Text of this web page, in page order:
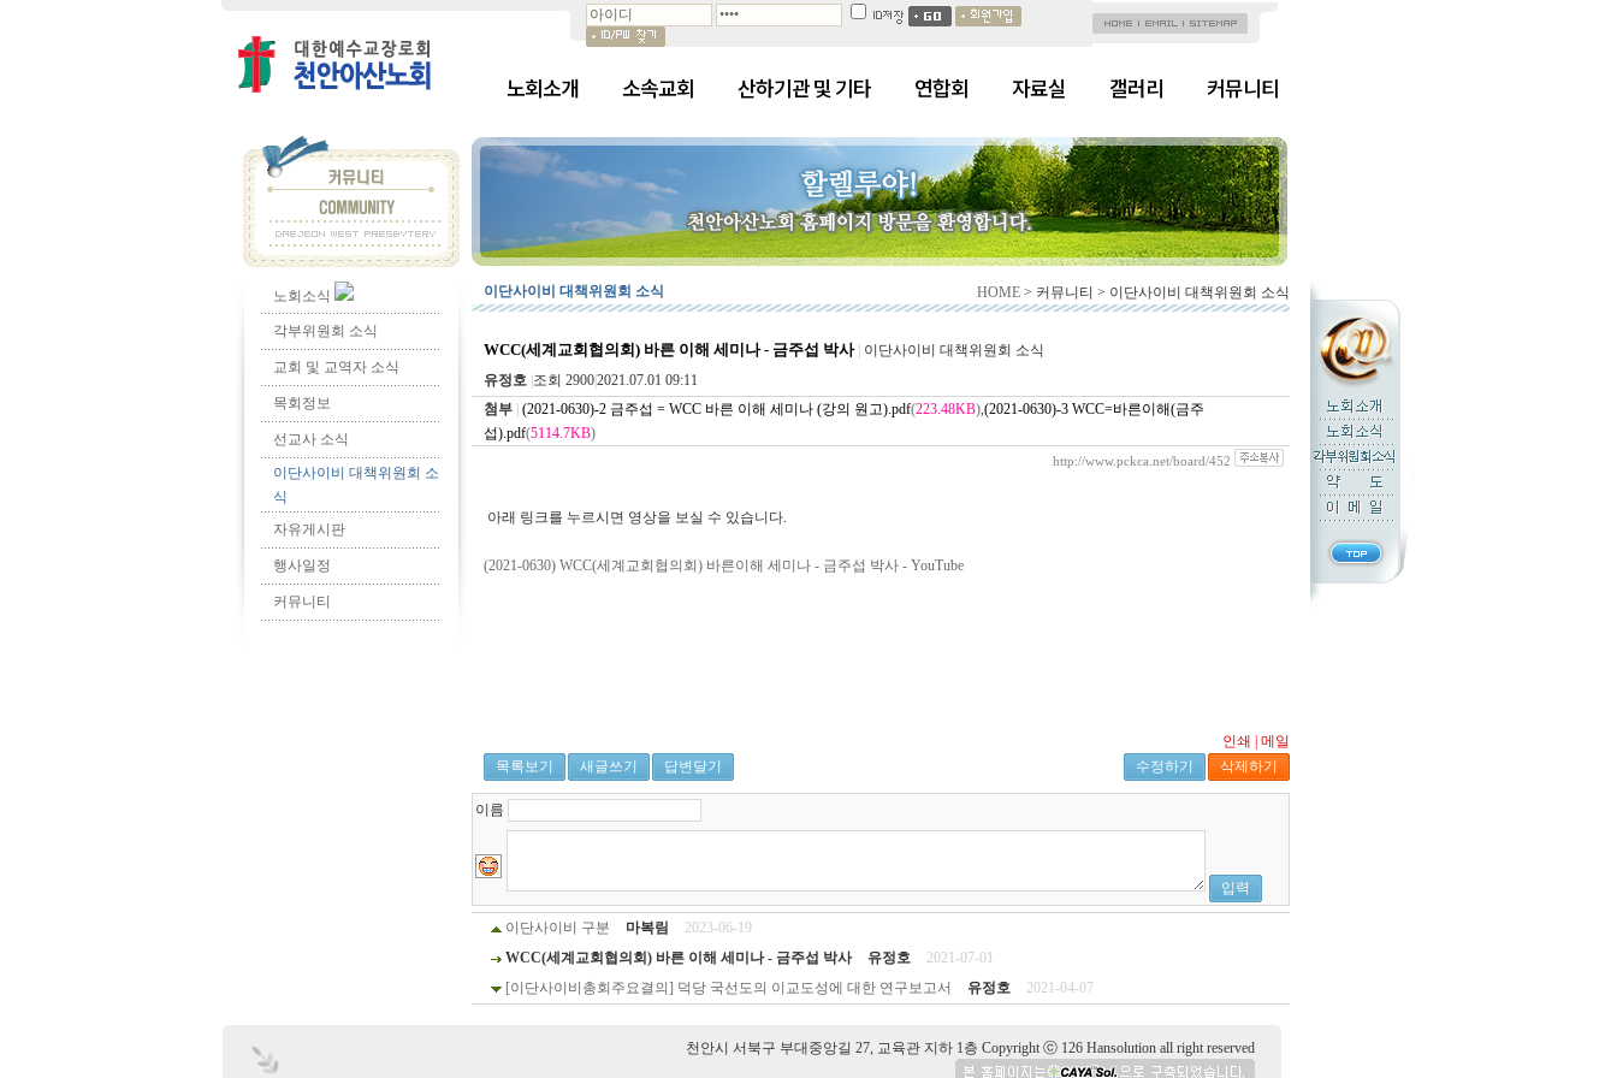
노회소개 소속교회 산하기관 및 기타 연합회 자료실 갤러리 커뮤니티
노회소식
각부위원회 소식
교회 및 교역자 소식
목회정보
선교사 소식
이단사이비 대책위원회 소
식
자유게시판
행사일정
커뮤니티
이단사이비 대책위원회 소식 HOME > 커뮤니티 > 이단사이비 대책위원회 소식
WCC(세계교회협의회) 바른 이해 세미나 - 금주섭 박사
이단사이비 대책위원회 소식
유정호 조회 29002021.07.01 09:11
첨부 (2021-0630)-2 금주섭 = WCC 바른 이해 세미나 (강의 원고).pdf(223.48KB),(2021-0630)-3 WCC=바른이해(금주
섭).pdf(5114.7KB)
http://www.pckca.net/board/452
아래 링크를 누르시면 영상을 보실 수 있습니다.
(2021-0630) WCC(세계교회협의회) 바른이해 세미나 - 금주섭 박사 - YouTube
인쇄
메일
목록보기
새글쓰기 답변달기 수정하기 삭제하기
이름
입력
이단사이비 구분 마복림
2023-06-19
WCC(세계교회협의회) 바른 이해 세미나 - 금주섭 박사
유정호
2021-07-01
[이단사이비총회주요결의] 덕당 국선도의 이교도성에 대한 연구보고서
유정호 2021-04-07
천안시 서북구 부대중앙길 27, 교육관 지하 1층 Copyright ⓒ 126 Hansolution all right reserved